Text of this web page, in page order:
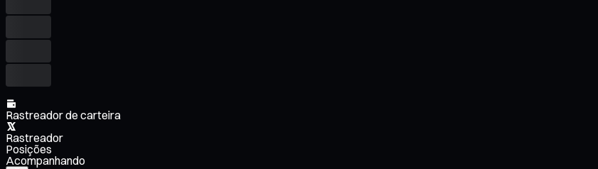
Rastreador de carteira
Rastreador
Posições
Acompanhando